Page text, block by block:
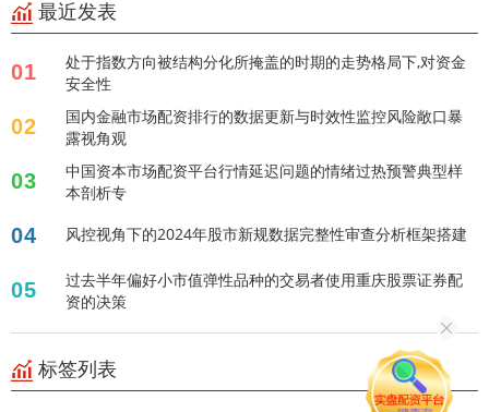
最近发表
01
处于指数方向被结构分化所掩盖的时期的走势格局下,对资金
安全性
02
国内金融市场配资排行的数据更新与时效性监控风险敞口暴
露视角观
03
中国资本市场配资平台行情延迟问题的情绪过热预警典型样
本剖析专
04 风控视角下的2024年股市新规数据完整性审查分析框架搭建
05
过去半年偏好小市值弹性品种的交易者使用重庆股票证券配
资的决策
标签列表